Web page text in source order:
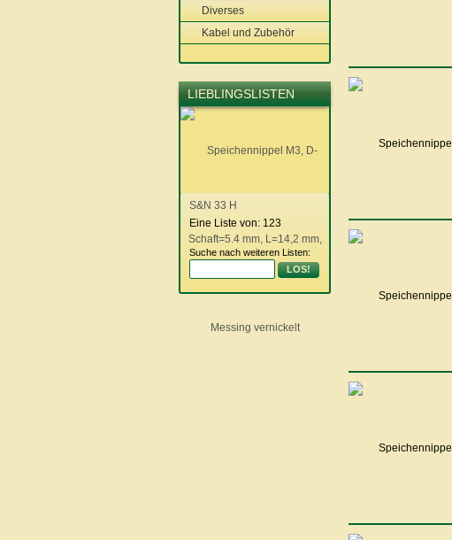
Diverses
Kabel und Zubehör
LIEBLINGSLISTEN
S&N 33 H
Eine Liste von: 123
Suche nach weiteren Listen:
LOS!